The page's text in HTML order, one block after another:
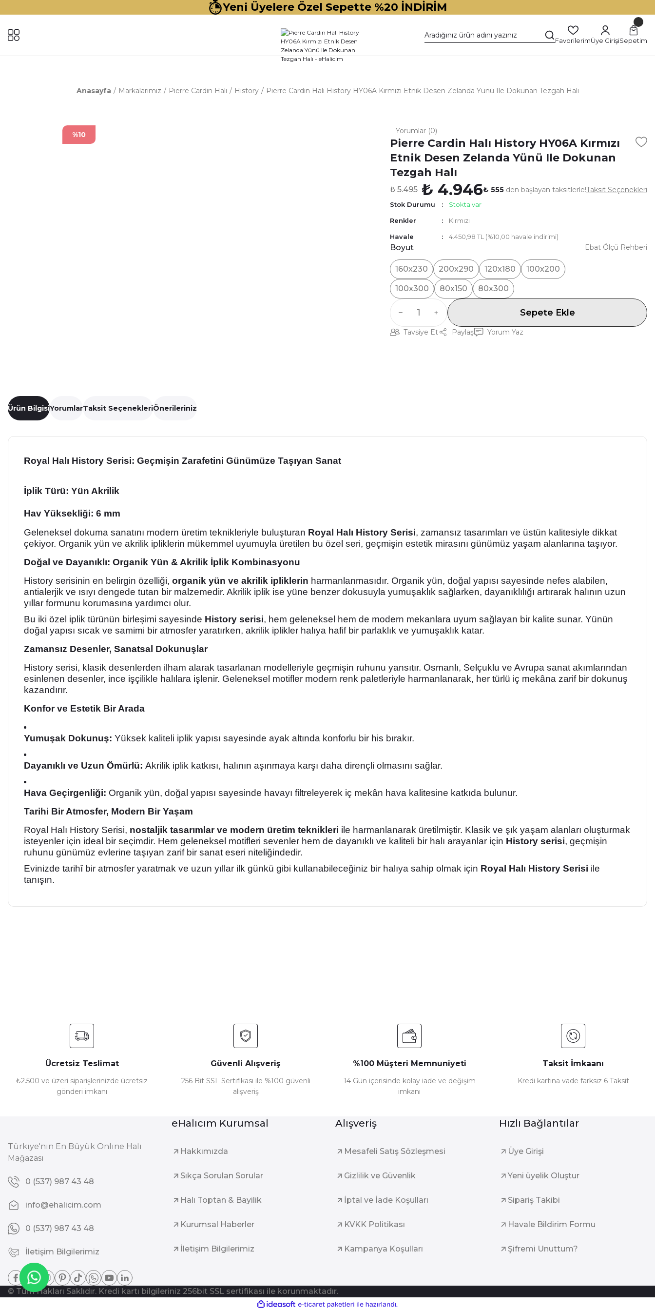
Yeni Üyelere Özel Sepette %20 İNDİRİM
FavorilerimÜye GirişiSepetim
Anasayfa Markalarımız Pierre Cardin Halı History Pierre Cardin Halı History HY06A Kırmızı Etnik Desen Zelanda Yünü Ile Dokunan Tezgah Halı
%10 Yorumlar (0)
Pierre Cardin Halı History HY06A Kırmızı
Etnik Desen Zelanda Yünü Ile Dokunan
Tezgah Halı
₺ 5.495 ₺ 4.946₺ 555 den başlayan taksitlerle!Taksit Seçenekleri
Stok Durumu Stokta var
Renkler Kırmızı
Havale 4.450,98 TL (%10,00 havale indirimi)
Boyut
160x230 200x290 120x180 100x200
100x300 80x150 80x300
Ebat Ölçü Rehberi
Sepete Ekle
Tavsiye Et Paylaş Yorum Yaz
Ürün BilgisiYorumlarTaksit SeçenekleriÖnerileriniz
Royal Halı History Serisi: Geçmişin Zarafetini Günümüze Taşıyan Sanat
İplik Türü: Yün Akrilik
Hav Yüksekliği: 6 mm
Geleneksel dokuma sanatını modern üretim teknikleriyle buluşturan Royal Halı History Serisi, zamansız tasarımları ve üstün kalitesiyle dikkat
çekiyor. Organik yün ve akrilik ipliklerin mükemmel uyumuyla üretilen bu özel seri, geçmişin estetik mirasını günümüz yaşam alanlarına taşıyor.
Doğal ve Dayanıklı: Organik Yün & Akrilik İplik Kombinasyonu
History serisinin en belirgin özelliği, organik yün ve akrilik ipliklerin harmanlanmasıdır. Organik yün, doğal yapısı sayesinde nefes alabilen,
antialerjik ve ısıyı dengede tutan bir malzemedir. Akrilik iplik ise yüne benzer dokusuyla yumuşaklık sağlarken, dayanıklılığı artırarak halının uzun
yıllar formunu korumasına yardımcı olur.
Bu iki özel iplik türünün birleşimi sayesinde History serisi, hem geleneksel hem de modern mekanlara uyum sağlayan bir kalite sunar. Yünün
doğal yapısı sıcak ve samimi bir atmosfer yaratırken, akrilik iplikler halıya hafif bir parlaklık ve yumuşaklık katar.
Zamansız Desenler, Sanatsal Dokunuşlar
History serisi, klasik desenlerden ilham alarak tasarlanan modelleriyle geçmişin ruhunu yansıtır. Osmanlı, Selçuklu ve Avrupa sanat akımlarından
esinlenen desenler, ince işçilikle halılara işlenir. Geleneksel motifler modern renk paletleriyle harmanlanarak, her türlü iç mekâna zarif bir dokunuş
kazandırır.
Konfor ve Estetik Bir Arada
Yumuşak Dokunuş: Yüksek kaliteli iplik yapısı sayesinde ayak altında konforlu bir his bırakır.
Dayanıklı ve Uzun Ömürlü: Akrilik iplik katkısı, halının aşınmaya karşı daha dirençli olmasını sağlar.
Hava Geçirgenliği: Organik yün, doğal yapısı sayesinde havayı filtreleyerek iç mekân hava kalitesine katkıda bulunur.
Tarihi Bir Atmosfer, Modern Bir Yaşam
Royal Halı History Serisi, nostaljik tasarımlar ve modern üretim teknikleri ile harmanlanarak üretilmiştir. Klasik ve şık yaşam alanları oluşturmak
isteyenler için ideal bir seçimdir. Hem geleneksel motifleri sevenler hem de dayanıklı ve kaliteli bir halı arayanlar için History serisi, geçmişin
ruhunu günümüz evlerine taşıyan zarif bir sanat eseri niteliğindedir.
Evinizde tarihî bir atmosfer yaratmak ve uzun yıllar ilk günkü gibi kullanabileceğiniz bir halıya sahip olmak için Royal Halı History Serisi ile
tanışın.
Bu ürüne benzer farklı alternatifler olmalı.
Ücretsiz Teslimat
₺2.500 ve üzeri siparişlerinizde ücretsiz
gönderi imkanı
Güvenli Alışveriş
256 Bit SSL Sertifikası ile %100 güvenli
alışveriş
%100 Müşteri Memnuniyeti
14 Gün içerisinde kolay iade ve değişim
imkanı
Taksit İmkaanı
Kredi kartına vade farksız 6 Taksit
Türkiye'nin En Büyük Online Halı
Mağazası
0 (537) 987 43 48
info@ehalicim.com
0 (537) 987 43 48
İletişim Bilgilerimiz
eHalıcım Kurumsal
Hakkımızda
Sıkça Sorulan Sorular
Halı Toptan & Bayilik
Kurumsal Haberler
İletişim Bilgilerimiz
Alışveriş
Mesafeli Satış Sözleşmesi
Gizlilik ve Güvenlik
İptal ve İade Koşulları
KVKK Politikası
Kampanya Koşulları
Hızlı Bağlantılar
Üye Girişi
Yeni üyelik Oluştur
Sipariş Takibi
Havale Bildirim Formu
Şifremi Unuttum?
© Tüm Hakları Saklıdır. Kredi kartı bilgileriniz 256bit SSL sertifikası ile korunmaktadır.
ideasoft
e-